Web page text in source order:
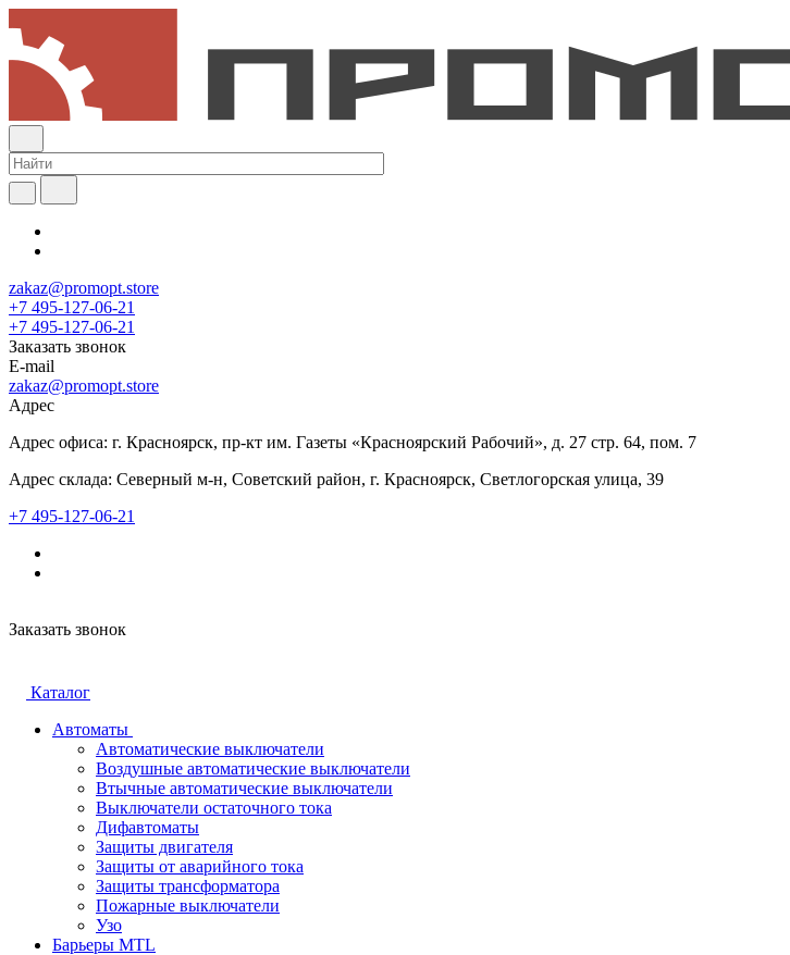
zakaz@promopt.store
+7 495-127-06-21
+7 495-127-06-21
Заказать звонок
E-mail
zakaz@promopt.store
Адрес
Адрес офиса: г. Красноярск, пр-кт им. Газеты «Красноярский Рабочий», д. 27 стр. 64, пом. 7
Адрес склада: Северный м-н, Советский район, г. Красноярск, Светлогорская улица, 39
+7 495-127-06-21
Заказать звонок
Каталог
Автоматы
Автоматические выключатели
Воздушные автоматические выключатели
Втычные автоматические выключатели
Выключатели остаточного тока
Дифавтоматы
Защиты двигателя
Защиты от аварийного тока
Защиты трансформатора
Пожарные выключатели
Узо
Барьеры MTL